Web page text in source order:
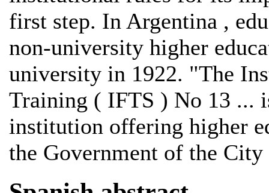
first step. In Argentina ,
non-university higher
university in 1922. "The
Training ( IFTS ) No 13 ...
institution offering higher
the Government of the